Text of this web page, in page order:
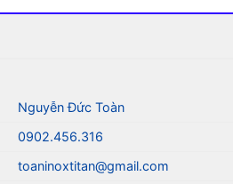
Nguyễn Đức Toàn
0902.456.316
toaninoxtitan@gmail.com